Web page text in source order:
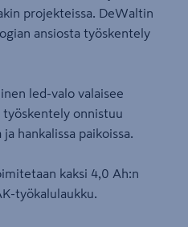
projekteissa. DeWaltin
ansiosta työskentely
led-valo valaisee
onnistuu
hankalissa paikoissa.
kaksi 4,0 Ah:n
työkalulaukku.